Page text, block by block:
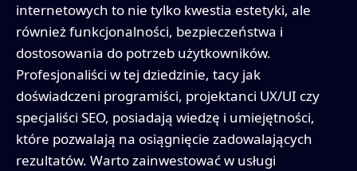
internetowych to nie tylko kwestia estetyki, ale
również funkcjonalności, bezpieczeństwa i
dostosowania do potrzeb użytkowników.
Profesjonaliści w tej dziedzinie, tacy jak
doświadczeni programiści, projektanci UX/UI czy
specjaliści SEO, posiadają wiedzę i umiejętności,
które pozwalają na osiągnięcie zadowalających
rezultatów. Warto zainwestować w usługi